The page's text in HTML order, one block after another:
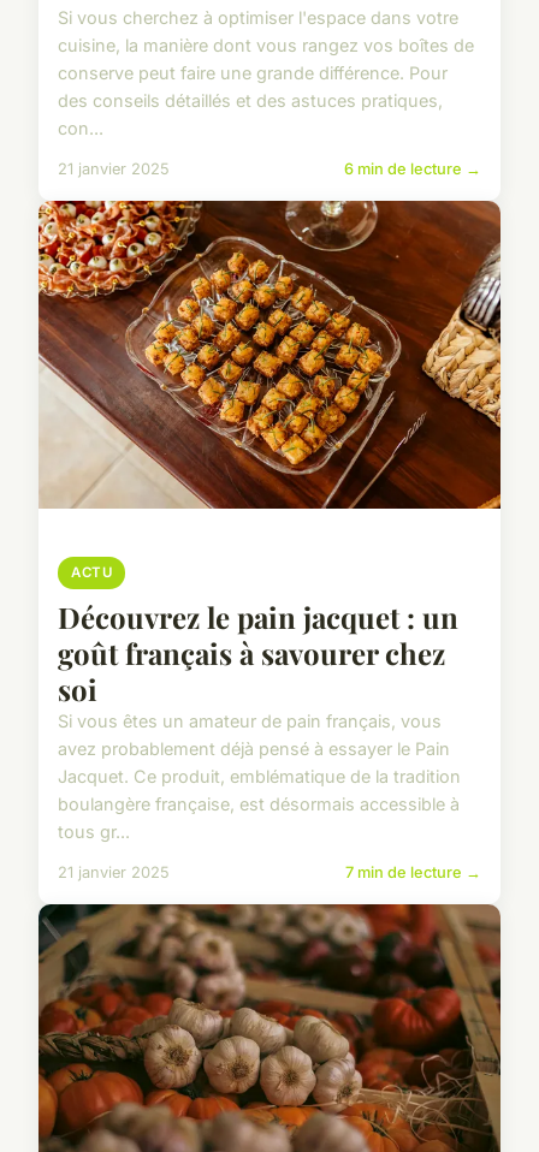
Si vous cherchez à optimiser l'espace dans votre
cuisine, la manière dont vous rangez vos boîtes de
conserve peut faire une grande différence. Pour
des conseils détaillés et des astuces pratiques,
con...
21 janvier 2025 6 min de lecture →
ACTU
Découvrez le pain jacquet : un
goût français à savourer chez
soi
Si vous êtes un amateur de pain français, vous
avez probablement déjà pensé à essayer le Pain
Jacquet. Ce produit, emblématique de la tradition
boulangère française, est désormais accessible à
tous gr...
21 janvier 2025 7 min de lecture →